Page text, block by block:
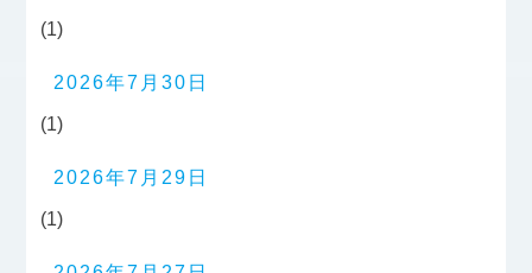
(1)
2026年7月30日
(1)
2026年7月29日
(1)